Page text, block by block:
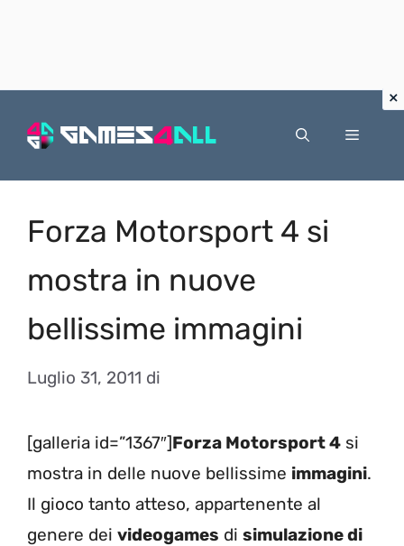
Menu
Forza Motorsport 4 si
mostra in nuove
bellissime immagini
Luglio 31, 2011 di
[galleria id=”1367″]Forza Motorsport 4 si
mostra in delle nuove bellissime immagini.
Il gioco tanto atteso, appartenente al
genere dei videogames di simulazione di